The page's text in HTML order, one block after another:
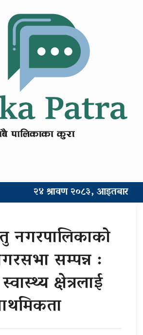
२४ श्रावण २०८३, आइतबार
नगरपालिकाको
सम्पन्न :
क्षेत्रलाई